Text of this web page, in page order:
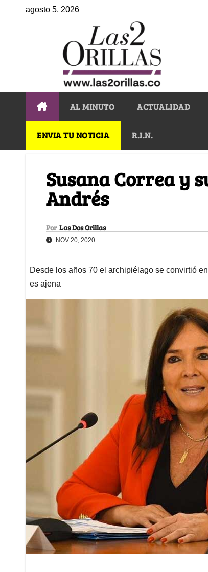
agosto 5, 2026
AL MINUTO ACTUALIDAD
ENVIA TU NOTICIA R.I.N.
Susana Correa y
Andrés
Por Las Dos Orillas
NOV 20, 2020
Desde los años 70 el archipiélago se convirtió
es ajena